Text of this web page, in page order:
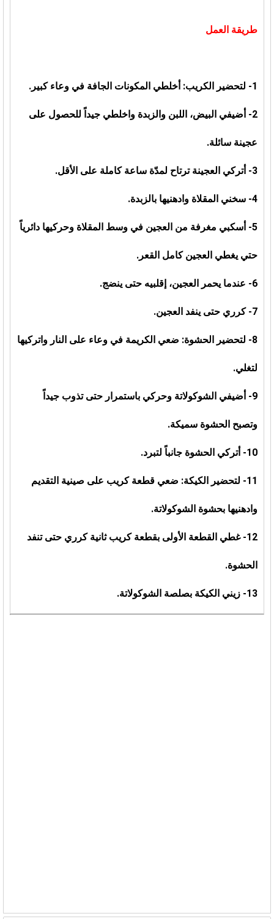
طريقة العمل
1- لتحضير الكريب: أخلطي المكونات الجافة في وعاء كبير.
2- أضيفي البيض، اللبن والزبدة واخلطي جيداً للحصول على
عجينة سائلة.
3- أتركي العجينة ترتاح لمدّة ساعة كاملة على الأقل.
4- سخني المقلاة وادهنيها بالزبدة.
5- أسكبي مغرفة من العجين في وسط المقلاة وحركيها دائرياً
حتي يغطي العجين كامل القعر.
6- عندما يحمر العجين، إقلبيه حتى ينضج.
7- كرري حتى ينفد العجين.
8- لتحضير الحشوة: ضعي الكريمة في وعاء على النار واتركيها
لتغلي.
9- أضيفي الشوكولاتة وحركي باستمرار حتى تذوب جيداً
وتصبح الحشوة سميكة.
10- أتركي الحشوة جانباً لتبرد.
11- لتحضير الكيكة: ضعي قطعة كريب على صينية التقديم
وادهنيها بحشوة الشوكولاتة.
12- غطي القطعة الأولى بقطعة كريب ثانية كرري حتى تنفد
الحشوة.
13- زيني الكيكة بصلصة الشوكولاتة.